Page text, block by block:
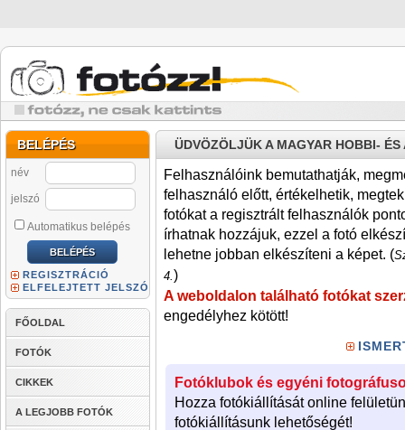
BELÉPÉS
név
jelszó
Automatikus belépés
REGISZTRÁCIÓ
ELFELEJTETT JELSZÓ
FŐOLDAL
FOTÓK
CIKKEK
A LEGJOBB FOTÓK
ÜDVÖZÖLJÜK A MAGYAR HOBBI-
Felhasználóink bemutathatják,
felhasználó előtt, értékelhetik,
fotókat a regisztrált felhasználók
írhatnak hozzájuk, ezzel a fotó
lehetne jobban elkészíteni a képet. (
4.)
A weboldalon található fotókat
engedélyhez kötött!
Fotóklubok és egyéni
Hozza fotókiállítását online
fotókiállításunk lehetőségét!